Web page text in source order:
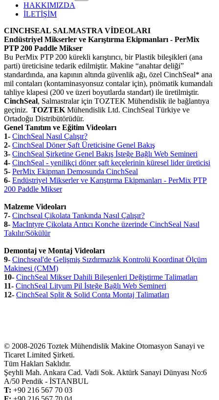
HAKKIMIZDA
İLETİŞİM
CINCHSEAL SALMASTRA VİDEOLARI
Endüstriyel Mikserler ve Karıştırma Ekipmanları - PerMix
PTP 200 Paddle Mikser
Bu PerMix PTP 200 kürekli karıştırıcı, bir Plastik bileşikleri (ana
parti) üreticisine tedarik edilmiştir. Makine “anahtar deliği”
standardında, ana kapının altında güvenlik ağı, özel CinchSeal* ana
mil contaları (kontaminasyonsuz contalar için), pnömatik kumandalı
tahliye klapesi (200 ve üzeri boyutlarda standart) ile üretilmiştir.
CinchSeal, Salmastralar için TOZTEK Mühendislik ile bağlantıya
geçiniz. TOZTEK Mühendislik Ltd. CinchSeal Türkiye ve
Ortadoğu Distribütörüdür.
Genel Tanıtım ve Eğitim Videoları
1- CinchSeal Nasıl Çalışır?
2- CinchSeal Döner Şaft Üreticisine Genel Bakış
3- CinchSeal Şirketine Genel Bakış İsteğe Bağlı Web Semineri
4- CinchSeal - yenilikçi döner şaft keçelerinin küresel lider üreticisi
5- PerMix Ekipman Demosunda CinchSeal
6- Endüstriyel Mikserler ve Karıştırma Ekipmanları - PerMix PTP
200 Paddle Mikser
Malzeme Videoları
7- Cinchseal Çikolata Tankında Nasıl Çalışır?
8- MacIntyre Çikolata Arıtıcı Konche üzerinde CinchSeal Nasıl
Takılır/Sökülür
Demontaj ve Montaj Videoları
9- Cinchseal'de Gelişmiş Sızdırmazlık Kontrolü Koordinat Ölçüm
Makinesi (CMM)
10- CinchSeal Mikser Dahili Bileşenleri Değiştirme Talimatları
11- CinchSeal Lityum Pil İsteğe Bağlı Web Semineri
12- CinchSeal Split & Solid Conta Montaj Talimatları
© 2008-2026 Toztek Mühendislik Makine Otomasyon Sanayi ve
Ticaret Limited Şirketi.
Tüm Hakları Saklıdır.
Şeyhli Mah. Ankara Cad. Vadi Sok. Aktürk Sanayi Dünyası No:6
A/50 Pendik - İSTANBUL
T: +90 216 567 70 03